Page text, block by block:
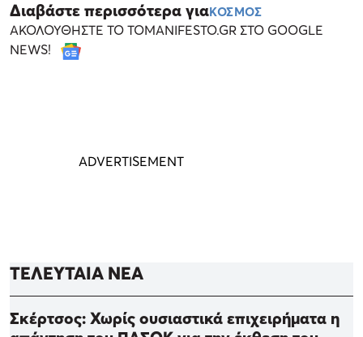
Διαβάστε περισσότερα γιαΚΟΣΜΟΣ
ΑΚΟΛΟΥΘΗΣΤΕ ΤΟ TOMANIFESTO.GR ΣΤΟ GOOGLE
NEWS!
ΤΕΛΕΥΤΑΙΑ ΝΕΑ
Σκέρτσος: Χωρίς ουσιαστικά επιχειρήματα η